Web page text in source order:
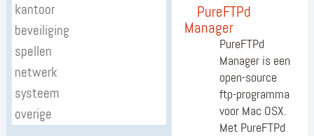
kantoor
beveiliging
spellen
netwerk
systeem
overige
PureFTPd
Manager
PureFTPd
Manager is een
open-source
ftp-programma
voor Mac OSX.
Met PureFTPd